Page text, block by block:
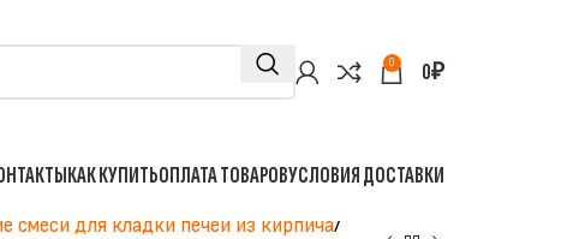
0 0₽
КАК КУПИТЬОПЛАТА ТОВАРОВУСЛОВИЯ ДОСТАВКИ
смеси для кладки печей из кирпича